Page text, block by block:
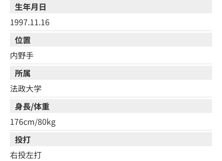
生年月日
1997.11.16
位置
内野手
所属
法政大学
身長/体重
176cm/80kg
投打
右投左打